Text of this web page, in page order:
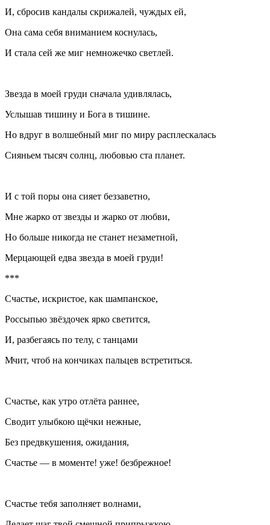
И, сбросив кандалы скрижалей, чуждых ей,
Она сама себя вниманием коснулась,
И стала сей же миг немножечко светлей.
Звезда в моей груди сначала удивлялась,
Услышав тишину и Бога в тишине.
Но вдруг в волшебный миг по миру расплескалась
Сияньем тысяч солнц, любовью ста планет.
И с той поры она сияет беззаветно,
Мне жарко от звезды и жарко от любви,
Но больше никогда не станет незаметной,
Мерцающей едва звезда в моей груди!
***
Счастье, искристое, как шампанское,
Россыпью звёздочек ярко светится,
И, разбегаясь по телу, с танцами
Мчит, чтоб на кончиках пальцев встретиться.
Счастье, как утро отлёта раннее,
Сводит улыбкою щёчки нежные,
Без предвкушения, ожидания,
Счастье — в моменте! уже! безбрежное!
Счастье тебя заполняет волнами,